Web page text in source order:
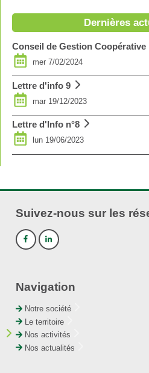
Dernières
Conseil de Gestion Coopérative
mer 7/02/2024
Lettre d'info 9
mar 19/12/2023
Lettre d'Info n°8
lun 19/06/2023
Suivez-nous sur les
Navigation
Notre société
Le territoire
Nos activités
Nos actualités